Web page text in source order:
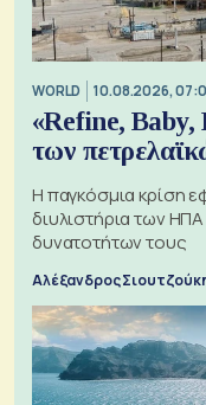
WORLD 10.08.2026,
«Refine, Baby,
των
Η παγκόσμια κρίση
διυλιστήρια των
δυνατοτήτων τους
Αλέξανδρος